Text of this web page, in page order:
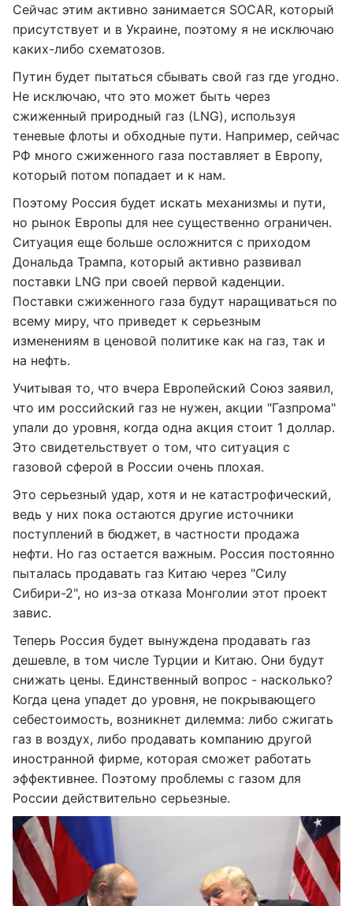
Сейчас этим активно занимается SOCAR, который
присутствует и в Украине, поэтому я не исключаю
каких-либо схематозов.
Путин будет пытаться сбывать свой газ где угодно.
Не исключаю, что это может быть через
сжиженный природный газ (LNG), используя
теневые флоты и обходные пути. Например, сейчас
РФ много сжиженного газа поставляет в Европу,
который потом попадает и к нам.
Поэтому Россия будет искать механизмы и пути,
но рынок Европы для нее существенно ограничен.
Ситуация еще больше осложнится с приходом
Дональда Трампа, который активно развивал
поставки LNG при своей первой каденции.
Поставки сжиженного газа будут наращиваться по
всему миру, что приведет к серьезным
изменениям в ценовой политике как на газ, так и
на нефть.
Учитывая то, что вчера Европейский Союз заявил,
что им российский газ не нужен, акции "Газпрома"
упали до уровня, когда одна акция стоит 1 доллар.
Это свидетельствует о том, что ситуация с
газовой сферой в России очень плохая.
Это серьезный удар, хотя и не катастрофический,
ведь у них пока остаются другие источники
поступлений в бюджет, в частности продажа
нефти. Но газ остается важным. Россия постоянно
пыталась продавать газ Китаю через "Силу
Сибири-2", но из-за отказа Монголии этот проект
завис.
Теперь Россия будет вынуждена продавать газ
дешевле, в том числе Турции и Китаю. Они будут
снижать цены. Единственный вопрос - насколько?
Когда цена упадет до уровня, не покрывающего
себестоимость, возникнет дилемма: либо сжигать
газ в воздух, либо продавать компанию другой
иностранной фирме, которая сможет работать
эффективнее. Поэтому проблемы с газом для
России действительно серьезные.